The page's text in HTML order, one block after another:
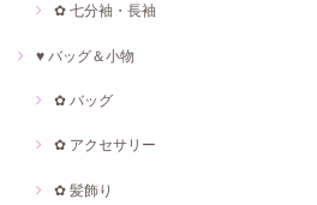
✿ 七分袖・長袖
♥ バッグ＆小物
✿ バッグ
✿ アクセサリー
✿ 髪飾り